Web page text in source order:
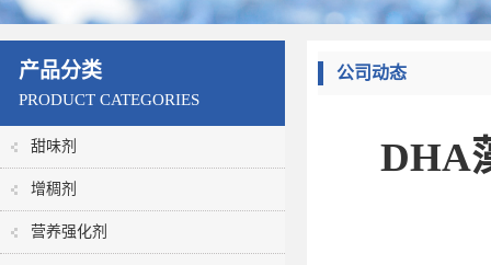
产品分类
PRODUCT CATEGORIES
甜味剂
增稠剂
营养强化剂
公司动态
DHA